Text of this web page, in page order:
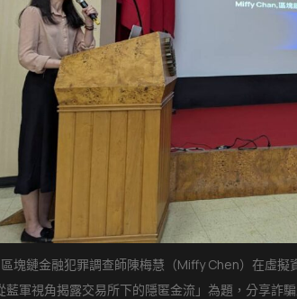
區塊鏈金融犯罪調查師陳梅慧（Miffy Chen）在虛
藍軍視角揭露交易所下的隱匿金流」為題，分享詐